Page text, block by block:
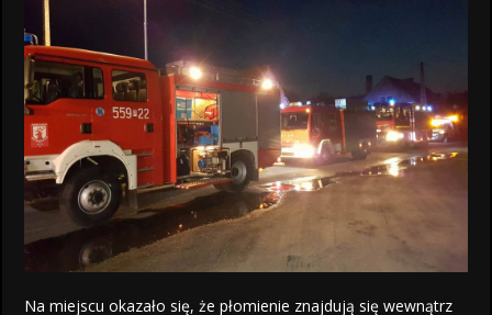
Na miejscu okazało się, że płomienie znajdują się wewnątrz